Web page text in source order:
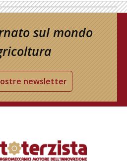
sul mondo
newsletter